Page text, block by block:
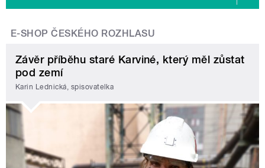
E-SHOP ČESKÉHO ROZHLASU
Závěr příběhu staré Karviné, který měl zůstat
pod zemí
Karin Lednická, spisovatelka